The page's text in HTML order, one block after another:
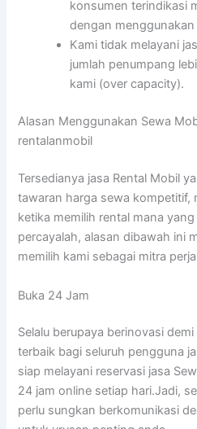
konsumen terindikasi
dengan menggunakan
Kami tidak melayani
jumlah penumpang
kami (over capacity).
Alasan Menggunakan Sewa
rentalanmobil
Tersedianya jasa Rental Mobil
tawaran harga sewa kompetitif,
ketika memilih rental mana
percayalah, alasan dibawah ini
memilih kami sebagai mitra
Buka 24 Jam
Selalu berupaya berinovasi
terbaik bagi seluruh pengguna
siap melayani reservasi jasa
24 jam online setiap hari.Jadi,
perlu sungkan berkomunikasi